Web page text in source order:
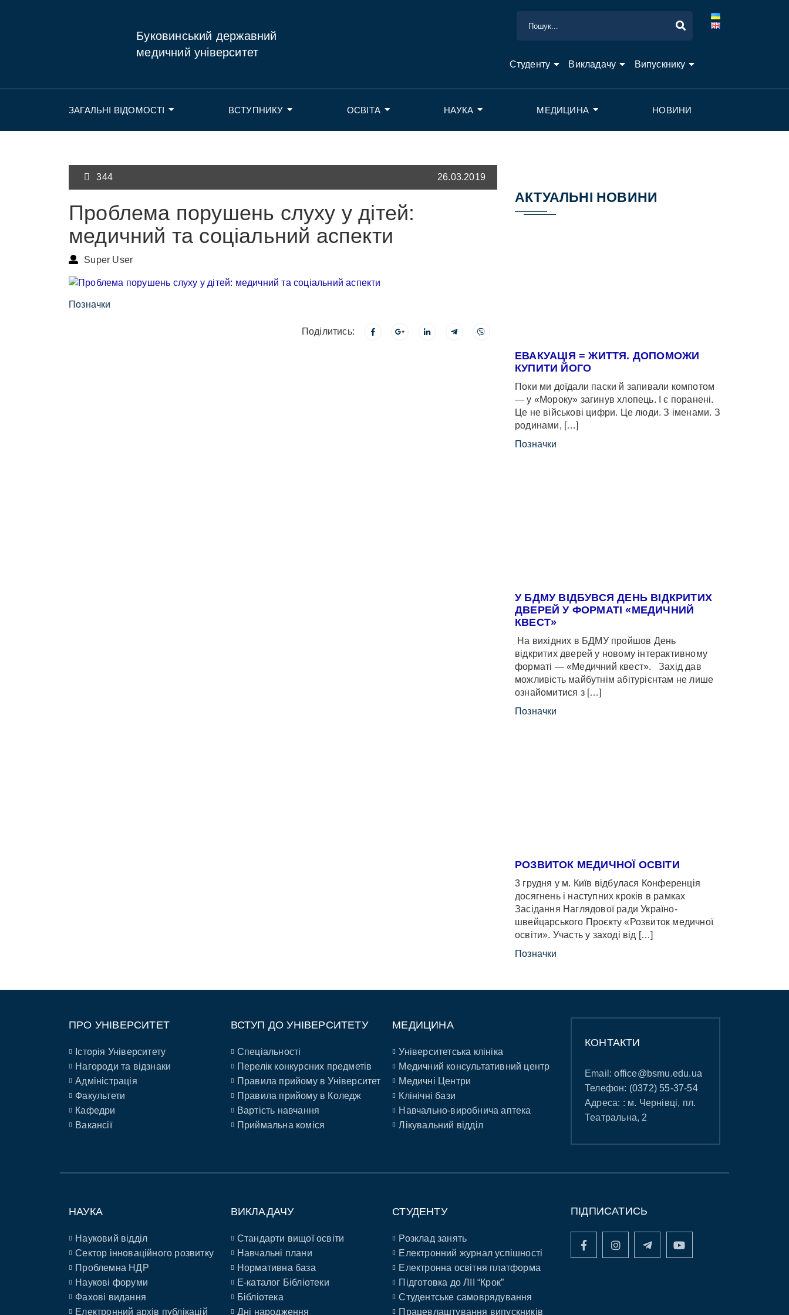
Буковинський державний
медичний університет
Студенту Викладачу Випускнику
ЗАГАЛЬНІ ВІДОМОСТІ ВСТУПНИКУ ОСВІТА НАУКА МЕДИЦИНА НОВИНИ
344 26.03.2019
Проблема порушень слуху у дітей:
медичний та соціальний аспекти
Super User
Позначки
Поділитись:
АКТУАЛЬНІ НОВИНИ
ЕВАКУАЦІЯ = ЖИТТЯ. ДОПОМОЖИ
КУПИТИ ЙОГО
Поки ми доїдали паски й запивали компотом
— у «Мороку» загинув хлопець. І є поранені.
Це не військові цифри. Це люди. З іменами. З
родинами, […]
Позначки
У БДМУ ВІДБУВСЯ ДЕНЬ ВІДКРИТИХ
ДВЕРЕЙ У ФОРМАТІ «МЕДИЧНИЙ
КВЕСТ»
На вихідних в БДМУ пройшов День
відкритих дверей у новому інтерактивному
форматі — «Медичний квест». Захід дав
можливість майбутнім абітурієнтам не лише
ознайомитися з […]
Позначки
РОЗВИТОК МЕДИЧНОЇ ОСВІТИ
3 грудня у м. Київ відбулася Конференція
досягнень і наступних кроків в рамках
Засідання Наглядової ради Україно-
швейцарського Проєкту «Розвиток медичної
освіти». Участь у заході від […]
Позначки
ПРО УНІВЕРСИТЕТ
Історія Університету
Нагороди та відзнаки
Адміністрація
Факультети
Кафедри
Вакансії
ВСТУП ДО УНІВЕРСИТЕТУ
Спеціальності
Перелік конкурсних предметів
Правила прийому в Університет
Правила прийому в Коледж
Вартість навчання
Приймальна коміся
МЕДИЦИНА
Університетська клініка
Медичний консультативний центр
Медичні Центри
Клінічні бази
Навчально-виробнича аптека
Лікувальний відділ
КОНТАКТИ
Email:office@bsmu.edu.ua
Телефон: (0372) 55-37-54
Адреса: : м. Чернівці, пл.
Театральна, 2
НАУКА
Науковий відділ
Сектор інноваційного розвитку
Проблемна НДР
Наукові форуми
Фахові видання
Електронний архів публікацій
ВИКЛАДАЧУ
Стандарти вищої освіти
Навчальні плани
Нормативна база
E-каталог Бібліотеки
Бібліотека
Дні народження
СТУДЕНТУ
Розклад занять
Електронний журнал успішності
Електронна освітня платформа
Підготовка до ЛІІ “Крок”
Студентське самоврядування
Працевлаштування випускників
ПІДПИСАТИСЬ